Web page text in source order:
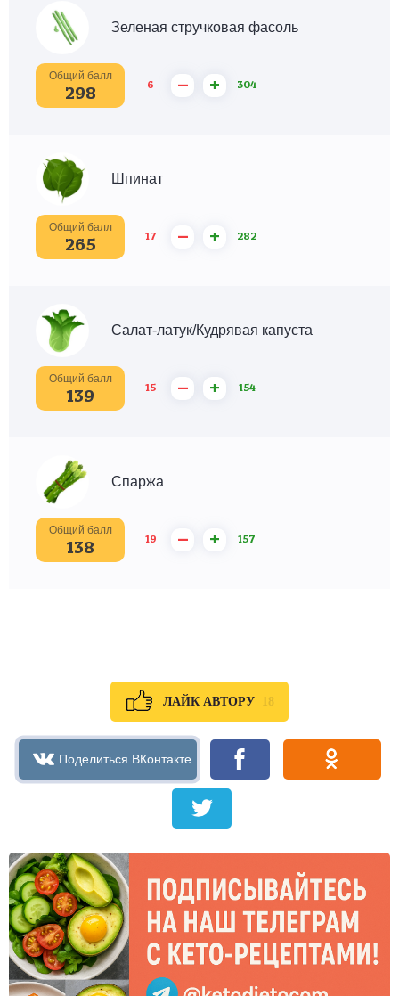
Зеленая стручковая фасоль
Общий балл
298 6 – + 304
Шпинат
Общий балл
265 17 – + 282
Салат-латук/Кудрявая капуста
Общий балл
139 15 – + 154
Спаржа
Общий балл
138 19 – + 157
ЛАЙК АВТОРУ 18